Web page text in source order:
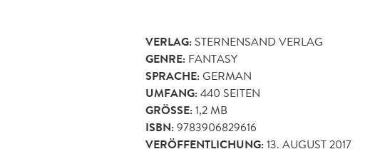
VERLAG: STERNENSAND VERLAG
GENRE: FANTASY
SPRACHE:GERMAN
UMFANG:440 SEITEN
GRÖSSE: 1,2 MB
ISBN:9783906829616
VERÖFFENTLICHUNG:13. AUGUST 2017